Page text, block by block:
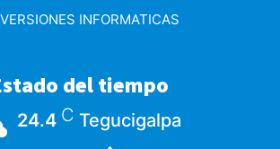
INFORMATICAS
del tiempo
24.4 C Tegucigalpa